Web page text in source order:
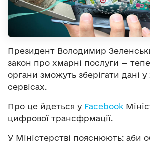
Президент Володимир
закон про хмарні послуги —
органи зможуть зберігати дані
сервісах.
Про це йдеться у Facebook
цифрової трансфрмації.
У Міністерстві пояснюють: аби